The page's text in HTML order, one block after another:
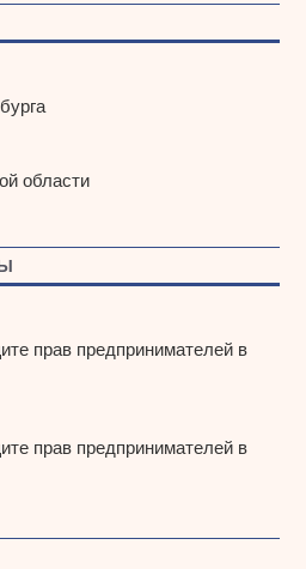
области
прав предпринимателей в
прав предпринимателей в